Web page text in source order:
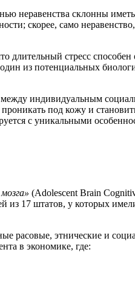
неравенства склонны
скорее, само
стресс способен
из потенциальных
индивидуальным
под кожу и
с уникальными
(Adolescent Brain
17 штатов, у которых
расовые, этнические и
в экономике, где: